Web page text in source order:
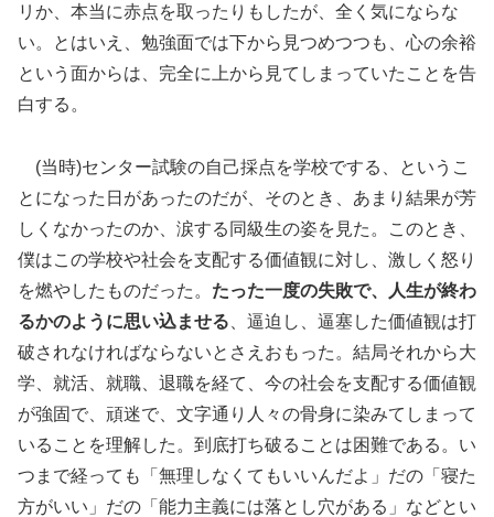
リか、本当に赤点を取ったりもしたが、全く気にならな
い。とはいえ、勉強面では下から見つめつつも、心の余裕
という面からは、完全に上から見てしまっていたことを告
白する。
(当時)センター試験の自己採点を学校でする、というこ
とになった日があったのだが、そのとき、あまり結果が芳
しくなかったのか、涙する同級生の姿を見た。このとき、
僕はこの学校や社会を支配する価値観に対し、激しく怒り
を燃やしたものだった。 たった一度の失敗で、人生が終わ
るかのように思い込ませる 、逼迫し、逼塞した価値観は打
破されなければならないとさえおもった。結局それから大
学、就活、就職、退職を経て、今の社会を支配する価値観
が強固で、頑迷で、文字通り人々の骨身に染みてしまって
いることを理解した。到底打ち破ることは困難である。い
つまで経っても「無理しなくてもいいんだよ」だの「寝た
方がいい」だの「能力主義には落とし穴がある」などとい